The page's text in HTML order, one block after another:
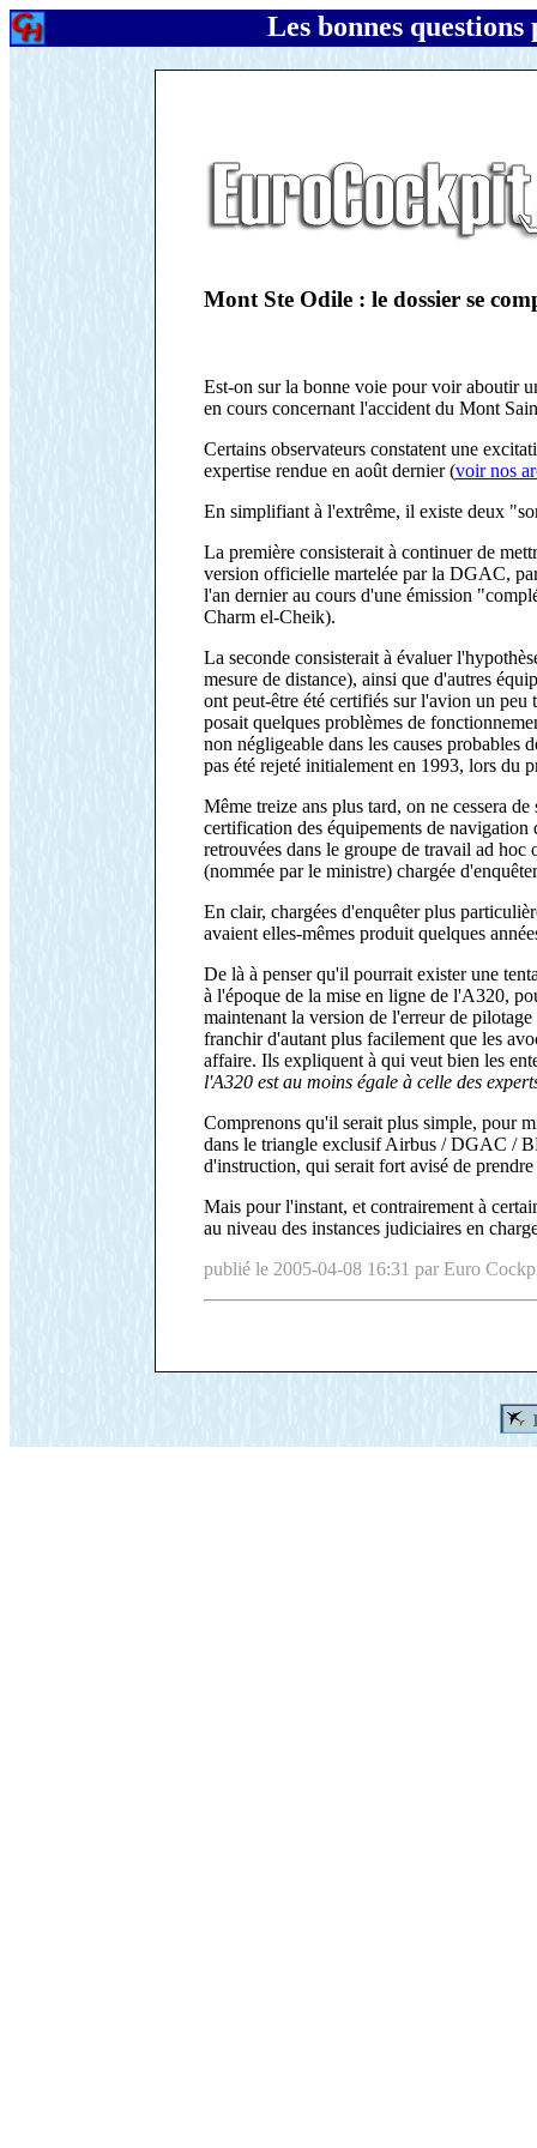
Les bonnes
Mont Ste Odile : le dossier se
Est-on sur la bonne voie pour voir aboutir
en cours concernant l'accident du Mont
Certains observateurs constatent une
expertise rendue en août dernier (voir nos
En simplifiant à l'extrême, il existe deux
La première consisterait à continuer de
version officielle martelée par la DGAC,
l'an dernier au cours d'une émission
Charm el-Cheik).
La seconde consisterait à évaluer
mesure de distance), ainsi que d'autres
ont peut-être été certifiés sur l'avion un
posait quelques problèmes de
non négligeable dans les causes
pas été rejeté initialement en 1993, lors du
Même treize ans plus tard, on ne cessera
certification des équipements de
retrouvées dans le groupe de travail ad
(nommée par le ministre) chargée
En clair, chargées d'enquêter plus
avaient elles-mêmes produit quelques
De là à penser qu'il pourrait exister une
à l'époque de la mise en ligne de l'A320,
maintenant la version de l'erreur de
franchir d'autant plus facilement que les
affaire. Ils expliquent à qui veut bien les
l'A320 est au moins égale à celle des
Comprenons qu'il serait plus simple, pour
dans le triangle exclusif Airbus / DGAC /
d'instruction, qui serait fort avisé de
Mais pour l'instant, et contrairement à
au niveau des instances judiciaires en
publié le 2005-04-08 16:31 par Euro